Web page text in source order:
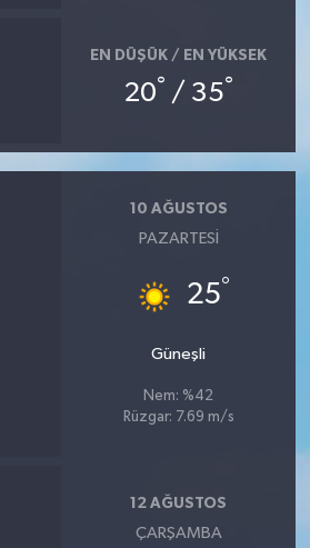
EN DÜŞÜK / EN YÜKSEK
20° / 35°
10 AĞUSTOS
PAZARTESI
25°
Güneşli
Nem: %42
Rüzgar: 7.69 m/s
12 AĞUSTOS
ÇARŞAMBA